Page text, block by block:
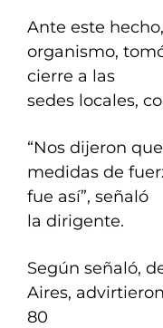
Ante este
organismo,
cierre a las
sedes locales,
“Nos dijeron
medidas de
fue así”, señaló
la dirigente.
Según señaló,
Aires,
80